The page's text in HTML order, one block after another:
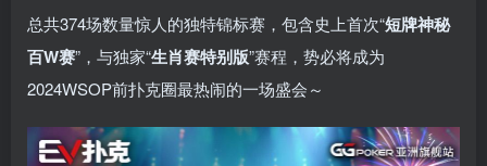
总共374场数量惊人的独特锦标赛，包含史上首次“短牌神秘
百W赛”，与独家“生肖赛特别版”赛程，势必将成为
2024WSOP前扑克圈最热闹的一场盛会～